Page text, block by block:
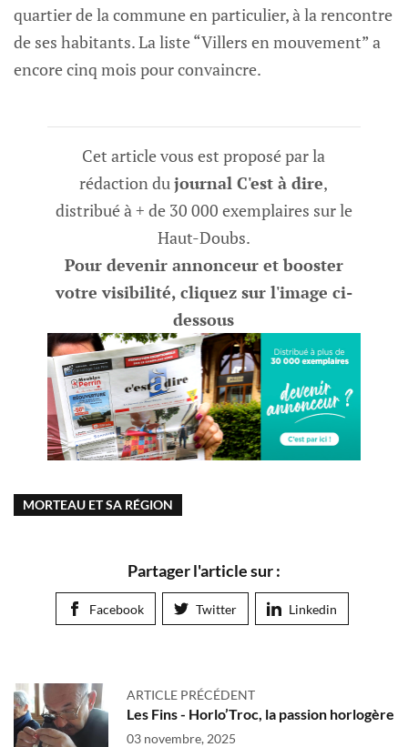
quartier de la commune en particulier, à la rencontre
de ses habitants. La liste “Villers en mouvement” a
encore cinq mois pour convaincre.
Cet article vous est proposé par la
rédaction dujournal C'est à dire,
distribué à + de 30 000 exemplaires sur le
Haut-Doubs.
Pour devenir annonceur et booster
votre visibilité, cliquez sur l'image ci-
dessous
MORTEAU ET SA RÉGION
Partager l'article sur :
Facebook Twitter Linkedin
ARTICLE PRÉCÉDENT
Les Fins - Horlo’Troc, la passion horlogère
03 novembre, 2025